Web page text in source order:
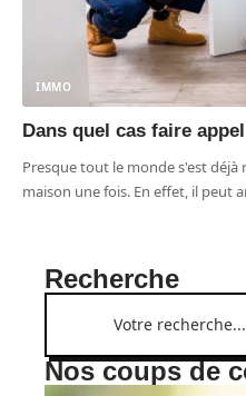
IMMO
Dans quel cas faire
Presque tout le monde s'est
maison une fois. En effet, il peut
Recherche
Nos coups de